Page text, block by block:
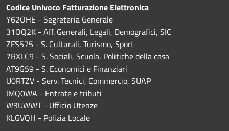
Codice Univoco Fatturazione Elettronica
Y62OHE - Segreteria Generale
31OQ2K - Aff. Generali, Legali, Demografici, SIC
ZFS575 - S. Culturali, Turismo, Sport
7RXLC9 - S. Sociali, Scuola, Politiche della casa
AT9G59 - S. Economici e Finanziari
U0RTZV - Serv. Tecnici, Commercio, SUAP
IMQ0WA - Entrate e tributi
W3UWWT - Ufficio Utenze
KLGVQH - Polizia Locale